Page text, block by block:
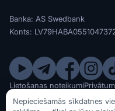
Banka: AS Swedbank
Konts:
© SIA CarBuy 2020 - 2026
Lietošanas noteikumi
Nepieciešamās sīkdatnes